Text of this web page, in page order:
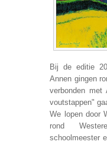
Bij de editie
Annen gingen
verbonden
voutstappen"
We lopen door
rond
schoolmeester